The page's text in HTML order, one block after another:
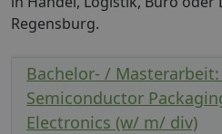
Regensburg.
Bachelor- /
Semiconductor
Electronics (w/ m/ div)